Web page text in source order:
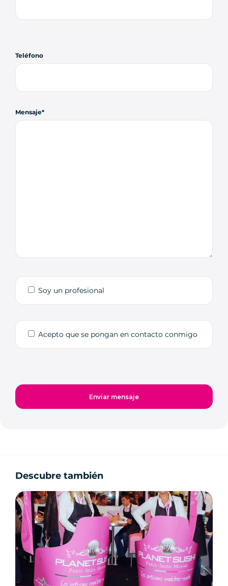
Teléfono
Mensaje
Soy un profesional
Acepto que se pongan en contacto conmigo
Descubre también